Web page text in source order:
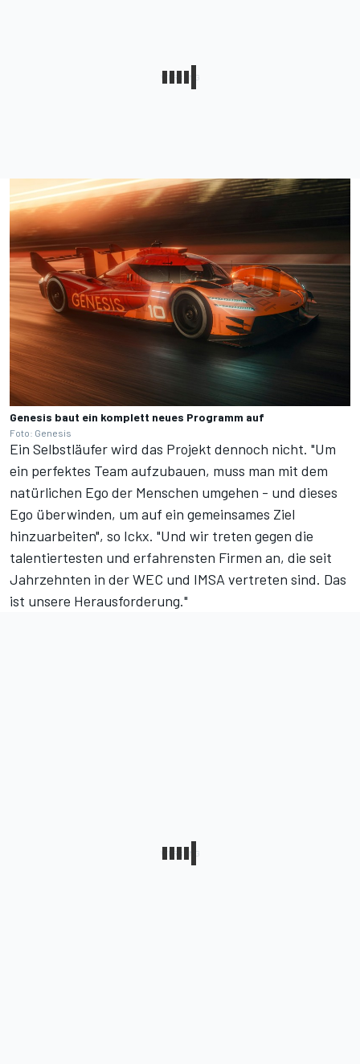
Genesis baut ein komplett neues Programm auf
Foto: Genesis
Ein Selbstläufer wird das Projekt dennoch nicht. "Um
ein perfektes Team aufzubauen, muss man mit dem
natürlichen Ego der Menschen umgehen - und dieses
Ego überwinden, um auf ein gemeinsames Ziel
hinzuarbeiten", so Ickx. "Und wir treten gegen die
talentiertesten und erfahrensten Firmen an, die seit
Jahrzehnten in der WEC und IMSA vertreten sind. Das
ist unsere Herausforderung."